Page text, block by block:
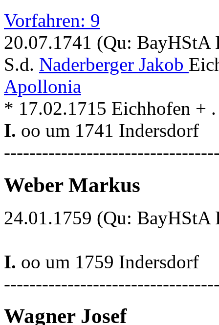
Vorfahren: 9
20.07.1741 (Qu:
S.d. Naderberger Jakob
Apollonia
* 17.02.1715 Eichhofen +
I. oo um 1741 Indersdorf
Weber Markus
24.01.1759 (Qu:
I. oo um 1759 Indersdorf
Wagner Josef